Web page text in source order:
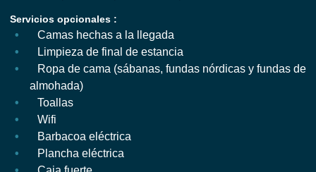
Servicios opcionales :
Camas hechas a la llegada
Limpieza de final de estancia
Ropa de cama (sábanas, fundas nórdicas y fundas de
almohada)
Toallas
Wifi
Barbacoa eléctrica
Plancha eléctrica